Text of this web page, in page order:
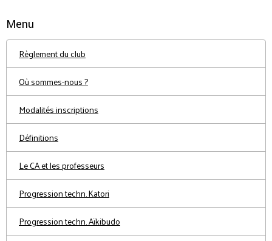
Menu
Règlement du club
Où sommes-nous ?
Modalités inscriptions
Définitions
Le CA et les professeurs
Progression techn. Katori
Progression techn. Aïkibudo